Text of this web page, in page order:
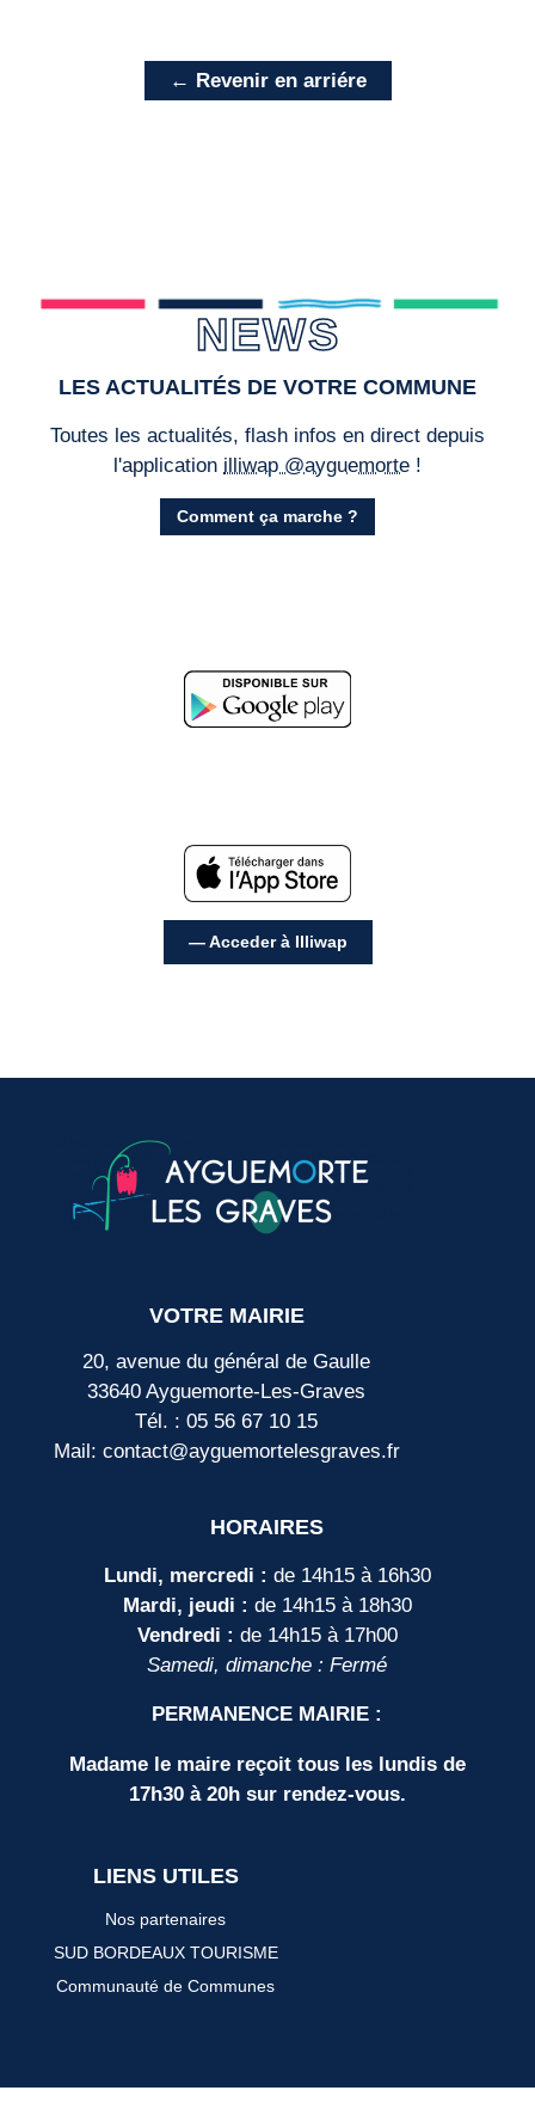
← Revenir en arriére
NEWS
LES ACTUALITÉS DE VOTRE COMMUNE
Toutes les actualités, flash infos en direct depuis
l'application illiwap @ayguemorte !
Comment ça marche ?
— Acceder à Illiwap
VOTRE MAIRIE
20, avenue du général de Gaulle
33640 Ayguemorte-Les-Graves
Tél. : 05 56 67 10 15
Mail: contact@ayguemortelesgraves.fr
HORAIRES
Lundi, mercredi : de 14h15 à 16h30
Mardi, jeudi : de 14h15 à 18h30
Vendredi : de 14h15 à 17h00
Samedi, dimanche : Fermé
PERMANENCE MAIRIE :
Madame le maire reçoit tous les lundis de
17h30 à 20h sur rendez-vous.
LIENS UTILES
Nos partenaires
SUD BORDEAUX TOURISME
Communauté de Communes